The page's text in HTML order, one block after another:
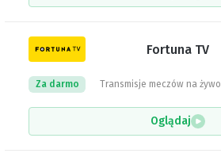
Fortuna TV
Transmisje meczów na żywo
Za darmo
Oglądaj